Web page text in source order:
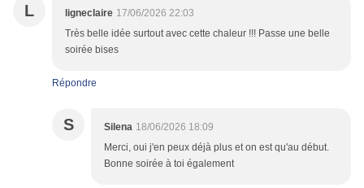
L ligneclaire 17/06/2026 22:03
Très belle idée surtout avec cette chaleur !!! Passe une belle
soirée bises
Répondre
S Silena 18/06/2026 18:09
Merci, oui j'en peux déjà plus et on est qu'au début.
Bonne soirée à toi également